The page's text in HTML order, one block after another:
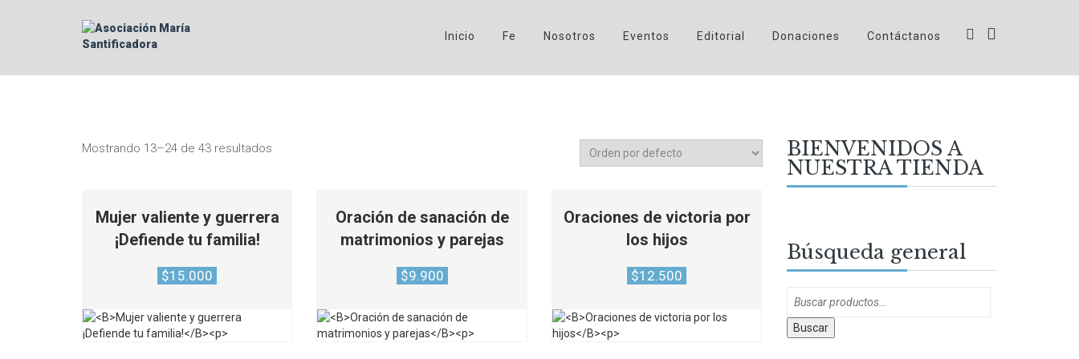
Inicio Fe Nosotros Eventos Editorial Donaciones Contáctanos
Mostrando 13–24 de 43 resultados
Mujer valiente y guerrera
¡Defiende tu familia!
$15.000
Oración de sanación de
matrimonios y parejas
$9.900
Oraciones de victoria por
los hijos
$12.500
BIENVENIDOS A
NUESTRA TIENDA
Búsqueda general
Buscar